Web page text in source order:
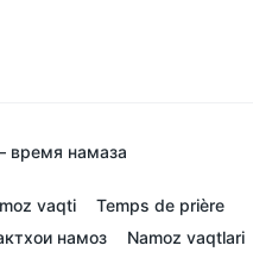
время намаза
vaqti
Temps de prière
намоз
Namoz vaqtlari